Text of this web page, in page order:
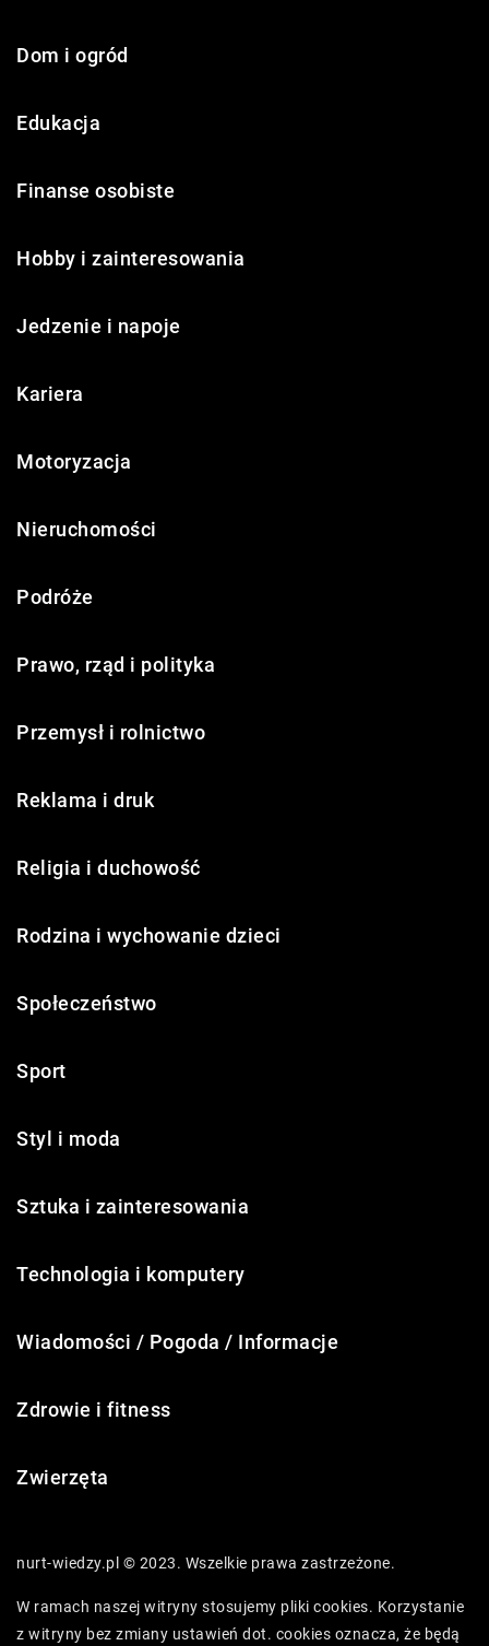
Dom i ogród
Edukacja
Finanse osobiste
Hobby i zainteresowania
Jedzenie i napoje
Kariera
Motoryzacja
Nieruchomości
Podróże
Prawo, rząd i polityka
Przemysł i rolnictwo
Reklama i druk
Religia i duchowość
Rodzina i wychowanie dzieci
Społeczeństwo
Sport
Styl i moda
Sztuka i zainteresowania
Technologia i komputery
Wiadomości / Pogoda / Informacje
Zdrowie i fitness
Zwierzęta
nurt-wiedzy.pl © 2023. Wszelkie prawa zastrzeżone.
W ramach naszej witryny stosujemy pliki cookies. Korzystanie
z witryny bez zmiany ustawień dot. cookies oznacza, że będą